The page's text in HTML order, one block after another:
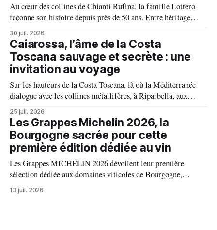
Au cœur des collines de Chianti Rufina, la famille Lottero
façonne son histoire depuis près de 50 ans. Entre héritage
familial, exigence viticole et profond respect du terroir, le
domaine incarne une vision authentique du vin, où chaque
millésime raconte une terre, une passion et un art de vivre.
30 juil. 2026
Caiarossa, l’âme de la Costa
Toscana sauvage et secrète : une
invitation au voyage
Sur les hauteurs de la Costa Toscana, là où la Méditerranée
dialogue avec les collines métallifères, à Riparbella, aux
portes de Bolgheri, Caiarossa cultive une autre idée du grand
vin, celle d'un équilibre vivant entre la terre, les cépages et le
temps.
25 juil. 2026
Les Grappes Michelin 2026, la
Bourgogne sacrée pour cette
première édition dédiée au vin
Les Grappes MICHELIN 2026 dévoilent leur première
sélection dédiée aux domaines viticoles de Bourgogne,
distinguant 94 propriétés pour l’excellence de leurs vins. Au
palmarès : 9 domaines reçoivent trois grappes, 20 deux
13 juil. 2026